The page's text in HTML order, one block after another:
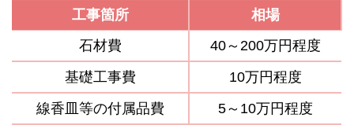
工事箇所
相場
石材費
40～200万円程度
基礎工事費
10万円程度
線香皿等の付属品費
5～10万円程度